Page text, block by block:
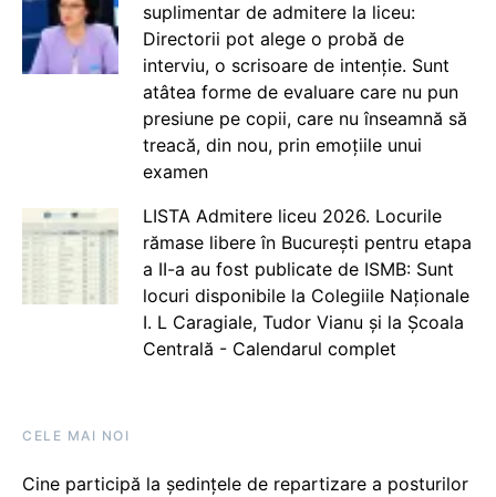
suplimentar de admitere la liceu:
Directorii pot alege o probă de
interviu, o scrisoare de intenție. Sunt
atâtea forme de evaluare care nu pun
presiune pe copii, care nu înseamnă să
treacă, din nou, prin emoțiile unui
examen
LISTA Admitere liceu 2026. Locurile
rămase libere în București pentru etapa
a II-a au fost publicate de ISMB: Sunt
locuri disponibile la Colegiile Naționale
I. L Caragiale, Tudor Vianu și la Școala
Centrală - Calendarul complet
CELE MAI NOI
Cine participă la ședințele de repartizare a posturilor